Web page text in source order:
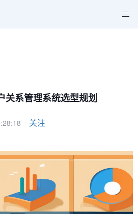
关系管理系统选型规划
关注